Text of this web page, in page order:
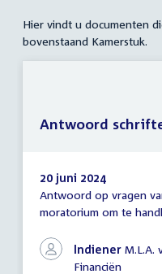
Hier vindt u documenten
bovenstaand Kamerstuk.
Antwoord
schriftelijke
20 juni 2024
Antwoord op vragen
moratorium om te
Indiener M.L.A.
Financiën
Antwoord